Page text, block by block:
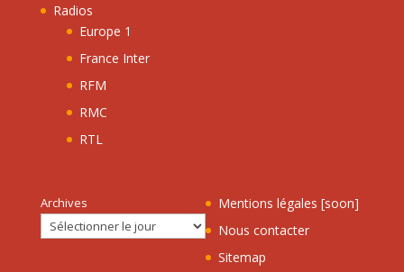
Radios
Europe 1
France Inter
RFM
RMC
RTL
Archives
Mentions légales [soon]
Nous contacter
Sitemap